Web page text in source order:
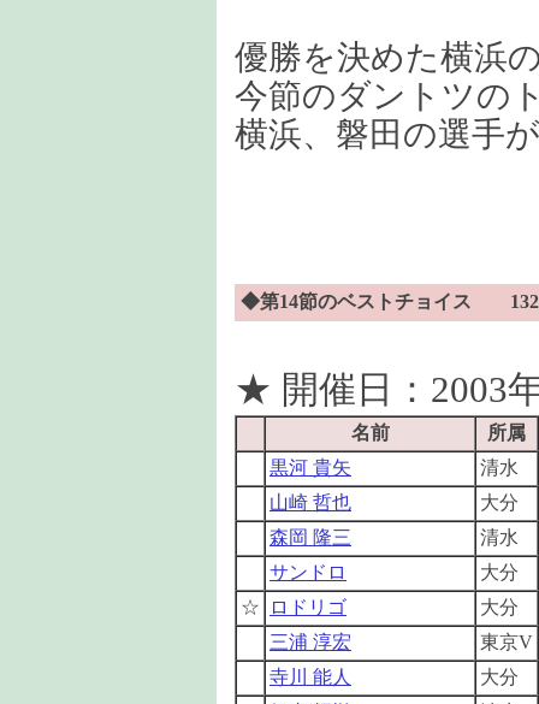
優勝を決めた横浜
今節のダントツの
横浜、磐田の選手
◆第14節のベストチョイス
★ 開催日：2003
名前
所属
黒河 貴矢
清水
山崎 哲也
大分
森岡 隆三
清水
サンドロ
大分
☆
ロドリゴ
大分
三浦 淳宏
東京V
寺川 能人
大分